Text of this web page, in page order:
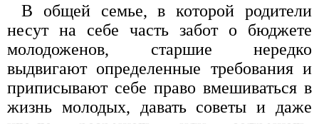
В общей семье, в которой родители
несут на себе часть забот о бюджете
молодоженов, старшие нередко
выдвигают определенные требования и
приписывают себе право вмешиваться в
жизнь молодых, давать советы и даже